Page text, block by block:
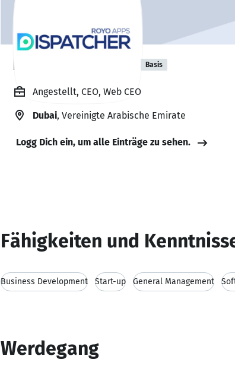
Royo Dispatcher Basis
Angestellt, CEO, Web CEO
Dubai, Vereinigte Arabische Emirate
Logg Dich ein, um alle Einträge zu sehen.
Fähigkeiten und
Business Development Start-up General Management
Werdegang